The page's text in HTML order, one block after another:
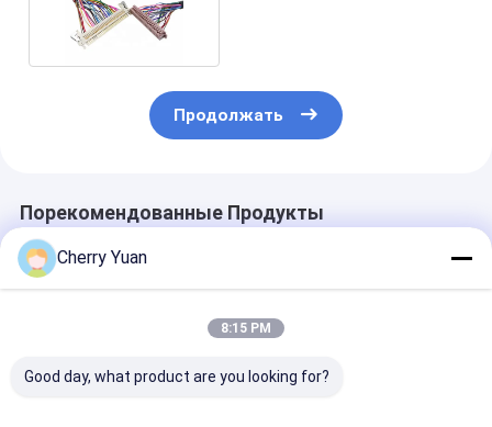
Продолжать
Порекомендованные Продукты
Cherry Yuan
8:15 PM
Good day, what product are you looking for?